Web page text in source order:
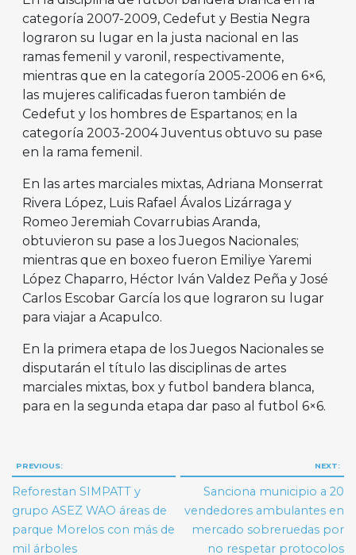
categoría 2007-2009, Cedefut y Bestia Negra
lograron su lugar en la justa nacional en las
ramas femenil y varonil, respectivamente,
mientras que en la categoría 2005-2006 en 6×6,
las mujeres calificadas fueron también de
Cedefut y los hombres de Espartanos; en la
categoría 2003-2004 Juventus obtuvo su pase
en la rama femenil.
En las artes marciales mixtas, Adriana Monserrat
Rivera López, Luis Rafael Ávalos Lizárraga y
Romeo Jeremiah Covarrubias Aranda,
obtuvieron su pase a los Juegos Nacionales;
mientras que en boxeo fueron Emiliye Yaremi
López Chaparro, Héctor Iván Valdez Peña y José
Carlos Escobar García los que lograron su lugar
para viajar a Acapulco.
En la primera etapa de los Juegos Nacionales se
disputarán el título las disciplinas de artes
marciales mixtas, box y futbol bandera blanca,
para en la segunda etapa dar paso al futbol 6×6.
Navegación
de
entradas
PREVIOUS:
Reforestan SIMPATT y
grupo ASEZ WAO áreas de
parque Morelos con más de
mil árboles
NEXT:
Sanciona municipio a 20
vendedores ambulantes en
mercado sobreruedas por
no respetar protocolos